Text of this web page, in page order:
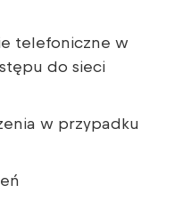
telefoniczne w
do sieci
w przypadku